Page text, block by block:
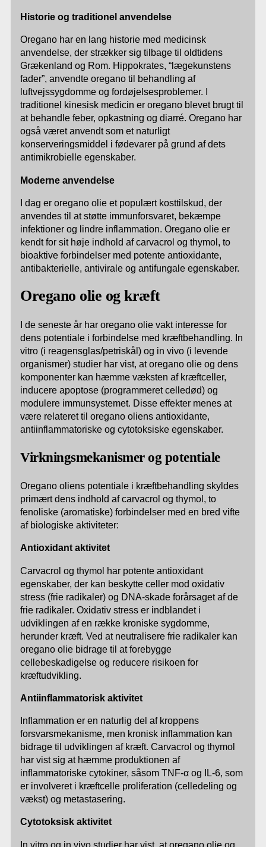
Historie og traditionel anvendelse
Oregano har en lang historie med medicinsk
anvendelse, der strækker sig tilbage til oldtidens
Grækenland og Rom. Hippokrates, “lægekunstens
fader”, anvendte oregano til behandling af
luftvejssygdomme og fordøjelsesproblemer. I
traditionel kinesisk medicin er oregano blevet brugt til
at behandle feber, opkastning og diarré. Oregano har
også været anvendt som et naturligt
konserveringsmiddel i fødevarer på grund af dets
antimikrobielle egenskaber.
Moderne anvendelse
I dag er oregano olie et populært kosttilskud, der
anvendes til at støtte immunforsvaret, bekæmpe
infektioner og lindre inflammation. Oregano olie er
kendt for sit høje indhold af carvacrol og thymol, to
bioaktive forbindelser med potente antioxidante,
antibakterielle, antivirale og antifungale egenskaber.
Oregano olie og kræft
I de seneste år har oregano olie vakt interesse for
dens potentiale i forbindelse med kræftbehandling. In
vitro (i reagensglas/petriskål) og in vivo (i levende
organismer) studier har vist, at oregano olie og dens
komponenter kan hæmme væksten af kræftceller,
inducere apoptose (programmeret celledød) og
modulere immunsystemet. Disse effekter menes at
være relateret til oregano oliens antioxidante,
antiinflammatoriske og cytotoksiske egenskaber.
Virkningsmekanismer og potentiale
Oregano oliens potentiale i kræftbehandling skyldes
primært dens indhold af carvacrol og thymol, to
fenoliske (aromatiske) forbindelser med en bred vifte
af biologiske aktiviteter:
Antioxidant aktivitet
Carvacrol og thymol har potente antioxidant
egenskaber, der kan beskytte celler mod oxidativ
stress (frie radikaler) og DNA-skade forårsaget af de
frie radikaler. Oxidativ stress er indblandet i
udviklingen af en række kroniske sygdomme,
herunder kræft. Ved at neutralisere frie radikaler kan
oregano olie bidrage til at forebygge
cellebeskadigelse og reducere risikoen for
kræftudvikling.
Antiinflammatorisk aktivitet
Inflammation er en naturlig del af kroppens
forsvarsmekanisme, men kronisk inflammation kan
bidrage til udviklingen af kræft. Carvacrol og thymol
har vist sig at hæmme produktionen af
inflammatoriske cytokiner, såsom TNF-α og IL-6, som
er involveret i kræftcelle proliferation (celledeling og
vækst) og metastasering.
Cytotoksisk aktivitet
In vitro og in vivo studier har vist, at oregano olie og